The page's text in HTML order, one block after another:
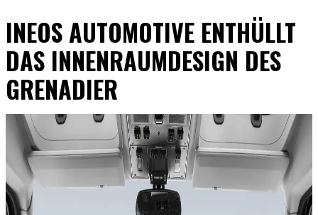
INEOS AUTOMOTIVE ENTHÜLLT
DAS INNENRAUMDESIGN DES
GRENADIER